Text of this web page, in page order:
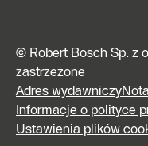
© Robert Bosch Sp. z
zastrzeżone
Adres wydawniczy
Informacje o polityce
Ustawienia plików